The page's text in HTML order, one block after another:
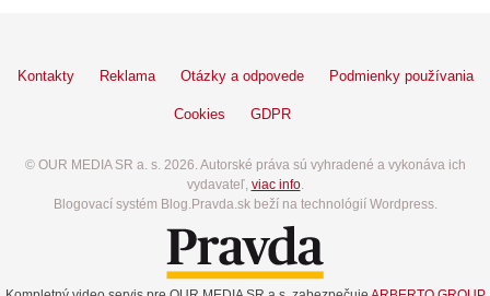
Kontakty Reklama Otázky a odpovede Podmienky používania
Cookies GDPR
© OUR MEDIA SR a. s. 2026. Autorské práva sú vyhradené a vykonáva ich
vydavateľ, viac info.
Blogovací systém Blog.Pravda.sk beží na technológií Wordpress.